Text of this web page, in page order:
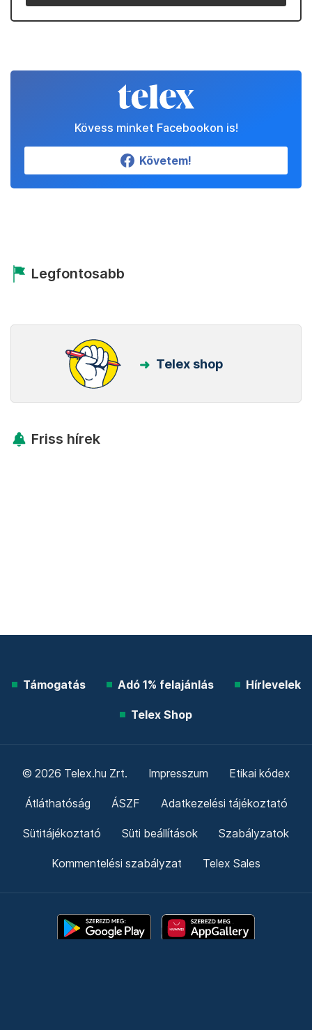
Kövess minket Facebookon is!
Követem!
Legfontosabb
Telex shop
Friss hírek
Támogatás Adó 1% felajánlás Hírlevelek
Telex Shop
© 2026 Telex.hu Zrt. Impresszum Etikai kódex
Átláthatóság ÁSZF Adatkezelési tájékoztató
Sütitájékoztató Süti beállítások Szabályzatok
Kommentelési szabályzat Telex Sales